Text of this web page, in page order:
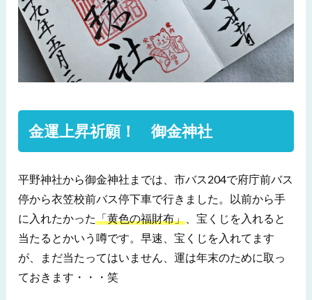
金運上昇祈願！ 御金神社
平野神社から御金神社までは、市バス204で府庁前バス
停から衣笠校前バス停下車で行きました。 以前から手
に入れたかった「黄色の福財布」 、宝くじを入れると
当たるとかいう噂です。早速、宝くじを入れてます
が、まだ当たってはいません、運は年末のために取っ
ておきます・・・笑